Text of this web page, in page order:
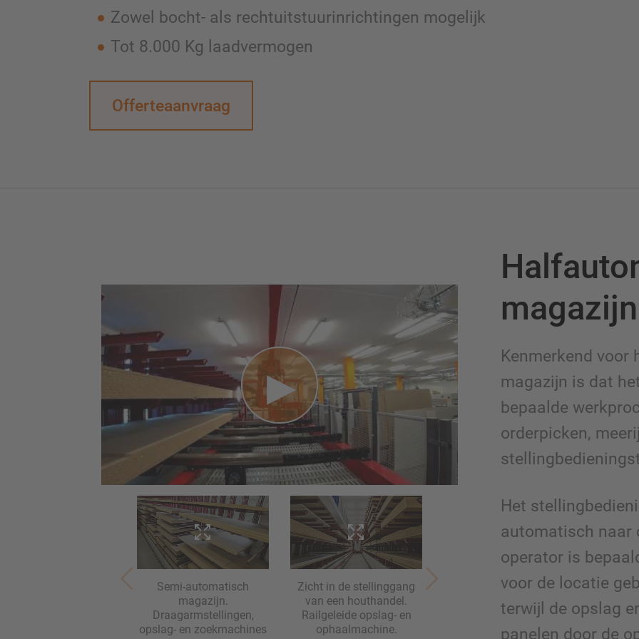
Zowel bocht- als rechtuitstuurinrichtingen mogelijk
Tot 8.000 Kg laadvermogen
Offerteaanvraag
Semi-automatisch
magazijn.
Draagarmstellingen,
opslag- en zoekmachines
Zicht in de stellinggang
van een houthandel.
Railgeleide opslag- en
ophaalmachine.
magazijn
Kenmerkend
magazijn is dat
bepaalde
orderpicken,
Het
automatisch naar
operator is
voor de locatie
terwijl de opslag
panelen door de